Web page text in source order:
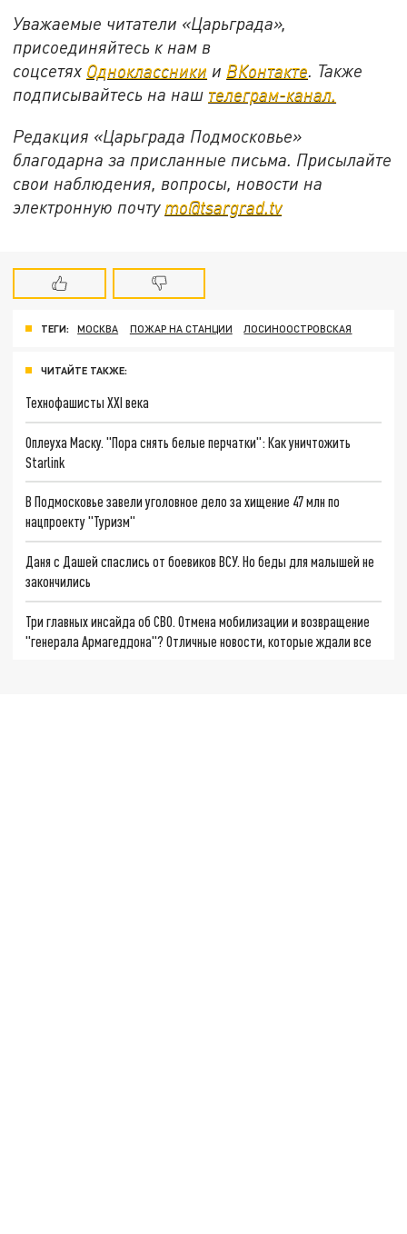
Уважаемые читатели «Царьграда»,
присоединяйтесь к нам в
соцсетях Одноклассники и ВКонтакте. Также
подписывайтесь на наш телеграм-канал.
Редакция «Царьграда Подмосковье»
благодарна за присланные письма. Присылайте
свои наблюдения, вопросы, новости на
электронную почту mo@tsargrad.tv
ТЕГИ: МОСКВА ПОЖАР НА СТАНЦИИ ЛОСИНООСТРОВСКАЯ
ЧИТАЙТЕ ТАКЖЕ:
Технофашисты XXI века
Оплеуха Маску. "Пора снять белые перчатки": Как уничтожить
Starlink
В Подмосковье завели уголовное дело за хищение 47 млн по
нацпроекту "Туризм"
Даня с Дашей спаслись от боевиков ВСУ. Но беды для малышей не
закончились
Три главных инсайда об СВО. Отмена мобилизации и возвращение
"генерала Армагеддона"? Отличные новости, которые ждали все